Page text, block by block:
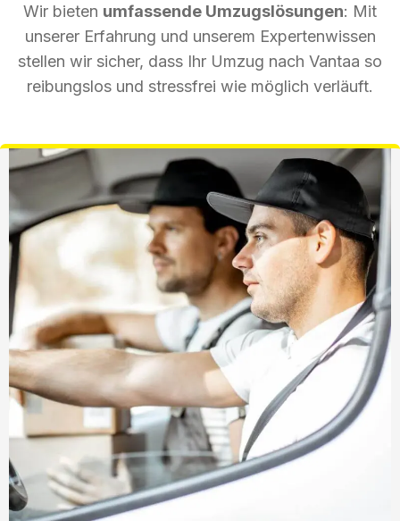
Wir bieten umfassende Umzugslösungen: Mit
unserer Erfahrung und unserem Expertenwissen
stellen wir sicher, dass Ihr Umzug nach Vantaa so
reibungslos und stressfrei wie möglich verläuft.